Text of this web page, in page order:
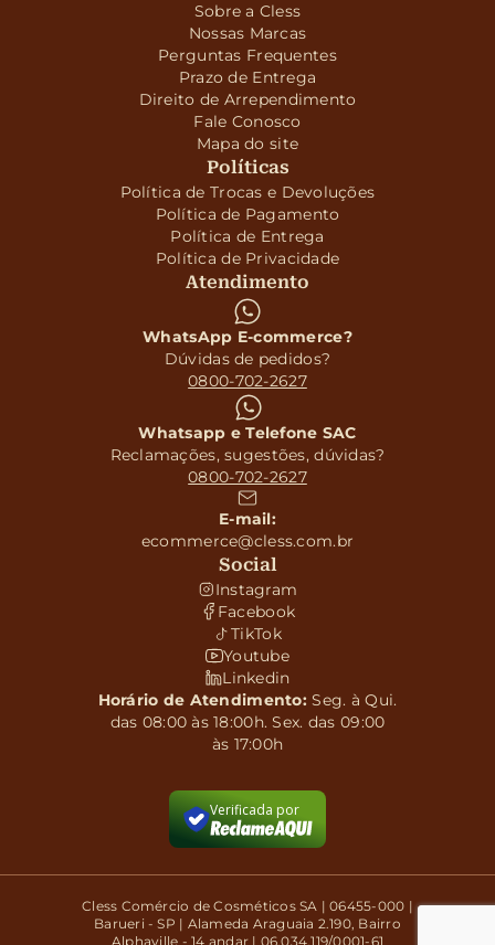
Sobre a Cless
Nossas Marcas
Perguntas Frequentes
Prazo de Entrega
Direito de Arrependimento
Fale Conosco
Mapa do site
Políticas
Política de Trocas e Devoluções
Política de Pagamento
Política de Entrega
Política de Privacidade
Atendimento
WhatsApp E-commerce?
Dúvidas de pedidos?
0800-702-2627
Whatsapp e Telefone SAC
Reclamações, sugestões, dúvidas?
0800-702-2627
E-mail:
ecommerce@cless.com.br
Social
Instagram
Facebook
TikTok
Youtube
Linkedin
Horário de Atendimento:Seg. à Qui.
das 08:00 às 18:00h. Sex. das 09:00
às 17:00h
Verificada por
Cless Comércio de Cosméticos SA | 06455-000 |
Barueri - SP | Alameda Araguaia 2.190, Bairro
Alphaville - 14 andar | 06.034.119/0001-61